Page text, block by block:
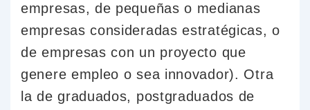
empresas, de pequeñas o medianas
empresas consideradas estratégicas, o
de empresas con un proyecto que
genere empleo o sea innovador). Otra
la de graduados, postgraduados de